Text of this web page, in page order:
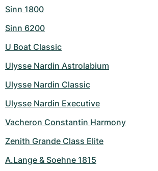
Sinn 1800
Sinn 6200
U Boat Classic
Ulysse Nardin Astrolabium
Ulysse Nardin Classic
Ulysse Nardin Executive
Vacheron Constantin Harmony
Zenith Grande Class Elite
A.Lange & Soehne 1815